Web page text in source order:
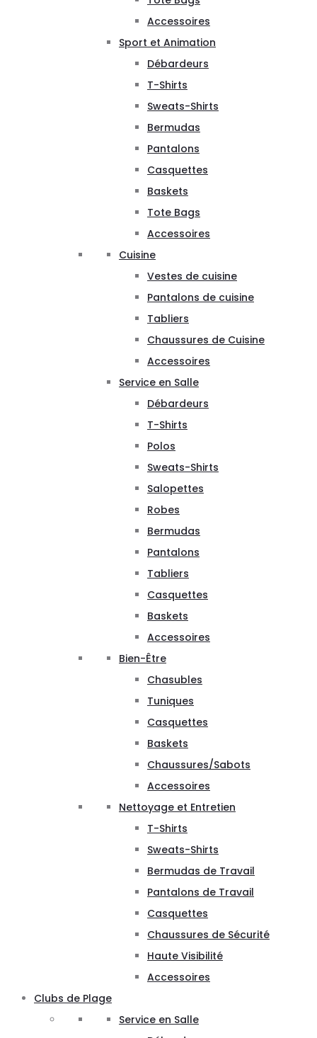
Accessoires
Sport et Animation
Débardeurs
T-Shirts
Sweats-Shirts
Bermudas
Pantalons
Casquettes
Baskets
Tote Bags
Accessoires
Cuisine
Vestes de cuisine
Pantalons de cuisine
Tabliers
Chaussures de Cuisine
Accessoires
Service en Salle
Débardeurs
T-Shirts
Polos
Sweats-Shirts
Salopettes
Robes
Bermudas
Pantalons
Tabliers
Casquettes
Baskets
Accessoires
Bien-Être
Chasubles
Tuniques
Casquettes
Baskets
Chaussures/Sabots
Accessoires
Nettoyage et Entretien
T-Shirts
Sweats-Shirts
Bermudas de Travail
Pantalons de Travail
Casquettes
Chaussures de Sécurité
Haute Visibilité
Accessoires
Clubs de Plage
Service en Salle